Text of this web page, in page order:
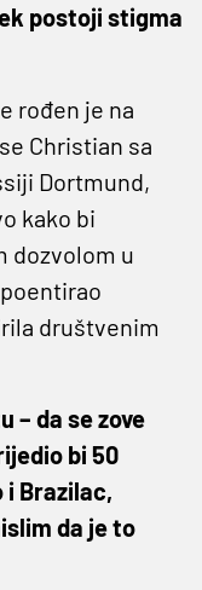
postoji stigma
rođen je na
Christian sa
Dortmund,
kako bi
dozvolom u
društvenim
– da se zove
bi 50
i Brazilac,
da je to